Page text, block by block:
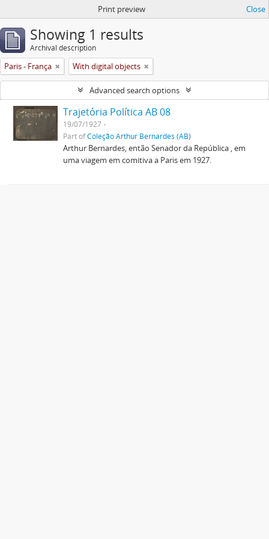
Print preview Close
Showing 1 results
Archival description
Paris - França With digital objects
Advanced search options
Trajetória Política AB 08
19/07/1927
Part ofColeção Arthur Bernardes (AB)
Arthur Bernardes, então Senador da República , em
uma viagem em comitiva a Paris em 1927.